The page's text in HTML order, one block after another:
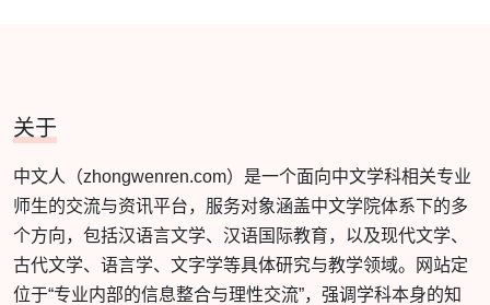
关于
中文人（zhongwenren.com）是一个面向中文学科相关专业
师生的交流与资讯平台，服务对象涵盖中文学院体系下的多
个方向，包括汉语言文学、汉语国际教育，以及现代文学、
古代文学、语言学、文字学等具体研究与教学领域。网站定
位于“专业内部的信息整合与理性交流”，强调学科本身的知